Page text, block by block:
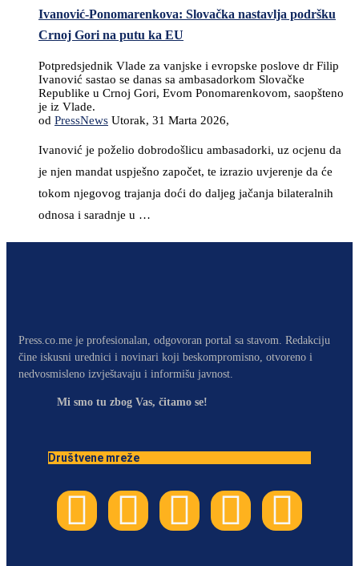
Ivanović-Ponomarenkova: Slovačka nastavlja podršku
Crnoj Gori na putu ka EU
Potpredsjednik Vlade za vanjske i evropske poslove dr Filip
Ivanović sastao se danas sa ambasadorkom Slovačke
Republike u Crnoj Gori, Evom Ponomarenkovom, saopšteno
je iz Vlade.
od PressNews Utorak, 31 Marta 2026,
Ivanović je poželio dobrodošlicu ambasadorki, uz ocjenu da
je njen mandat uspješno započet, te izrazio uvjerenje da će
tokom njegovog trajanja doći do daljeg jačanja bilateralnih
odnosa i saradnje u …
Press.co.me je profesionalan, odgovoran portal sa stavom. Redakciju
čine iskusni urednici i novinari koji beskompromisno, otvoreno i
nedvosmisleno izvještavaju i informišu javnost.
Mi smo tu zbog Vas, čitamo se!
Društvene mreže